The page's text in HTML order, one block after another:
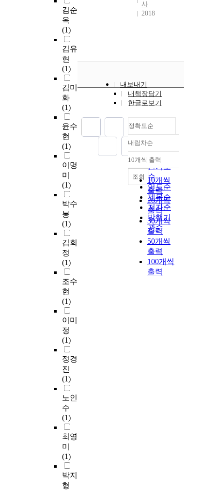
김순
옥
(1)
김유
현
(1)
김미
화
(1)
윤수
현
(1)
이명
미
(1)
박수
봉
(1)
김회
정
(1)
조수
현
(1)
이미
정
(1)
정경
진
(1)
노인
수
(1)
최영
미
(1)
박지
형
사
2018
내보내기
내책장담기
한글로보기
정확도순
정확도
순
인기도
순
연도순
제목순
저자순
발행기
관순
내림차순
내림차순
10개씩 출력
10개씩
출력
20개씩
출력
30개씩
출력
50개씩
출력
100개씩
출력
조회